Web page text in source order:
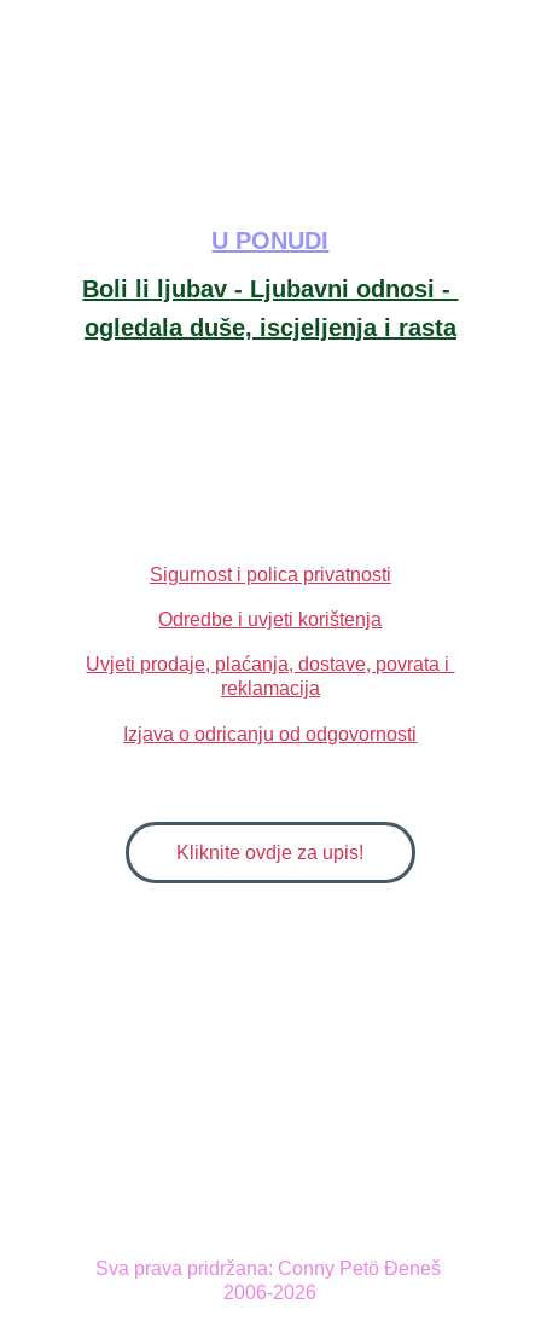
U PONUDI
Boli li ljubav - Ljubavni odnosi -
ogledala duše, iscjeljenja i rasta
Kliknite ovdje za upis!
Sva prava pridržana: Conny Petö Đeneš
2006-2026
Sigurnost i polica privatnosti
Izjava o odricanju od odgovornosti
Odredbe i uvjeti korištenja
Uvjeti prodaje, plaćanja, dostave, povrata i
reklamacija